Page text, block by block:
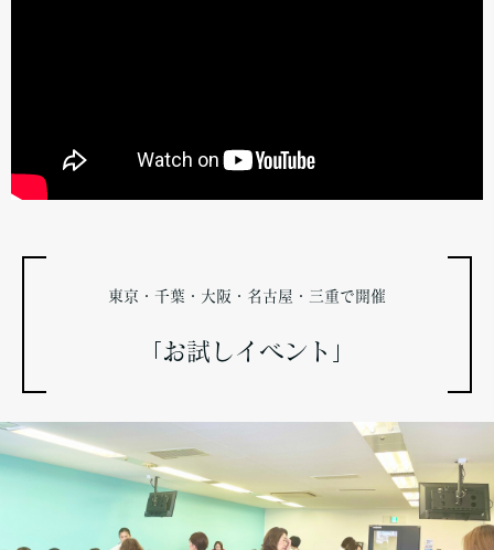
東京・千葉・大阪・名古屋・三重で開催
「お試しイベント」